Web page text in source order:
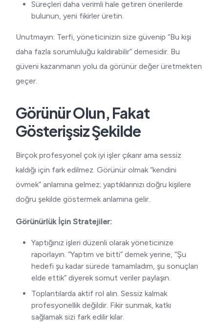
Süreçleri daha verimli hale getiren önerilerde
bulunun, yeni fikirler üretin.
Unutmayın: Terfi, yöneticinizin size güvenip “Bu kişi
daha fazla sorumluluğu kaldırabilir” demesidir. Bu
güveni kazanmanın yolu da görünür değer üretmekten
geçer.
Görünür Olun, Fakat
Gösterişsiz Şekilde
Birçok profesyonel çok iyi işler çıkarır ama sessiz
kaldığı için fark edilmez. Görünür olmak “kendini
övmek” anlamına gelmez; yaptıklarınızı doğru kişilere
doğru şekilde göstermek anlamına gelir.
Görünürlük İçin Stratejiler:
Yaptığınız işleri düzenli olarak yöneticinize
raporlayın. “Yaptım ve bitti” demek yerine, “Şu
hedefi şu kadar sürede tamamladım, şu sonuçları
elde ettik” diyerek somut veriler paylaşın.
Toplantılarda aktif rol alın. Sessiz kalmak
profesyonellik değildir. Fikir sunmak, katkı
sağlamak sizi fark edilir kılar.